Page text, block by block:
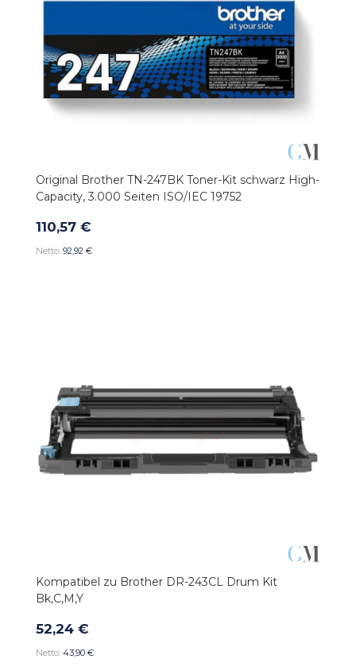
Original Brother TN-247BK Toner-Kit schwarz High-
Capacity, 3.000 Seiten ISO/IEC 19752
110,57 €
92,92 €
Kompatibel zu Brother DR-243CL Drum Kit
Bk,C,M,Y
52,24 €
43,90 €